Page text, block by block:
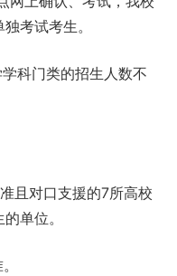
考试考生。
科门类的招生人数不
且对口支援的7所高校
单位。